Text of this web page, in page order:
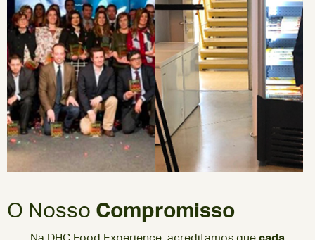
O Nosso Compromisso